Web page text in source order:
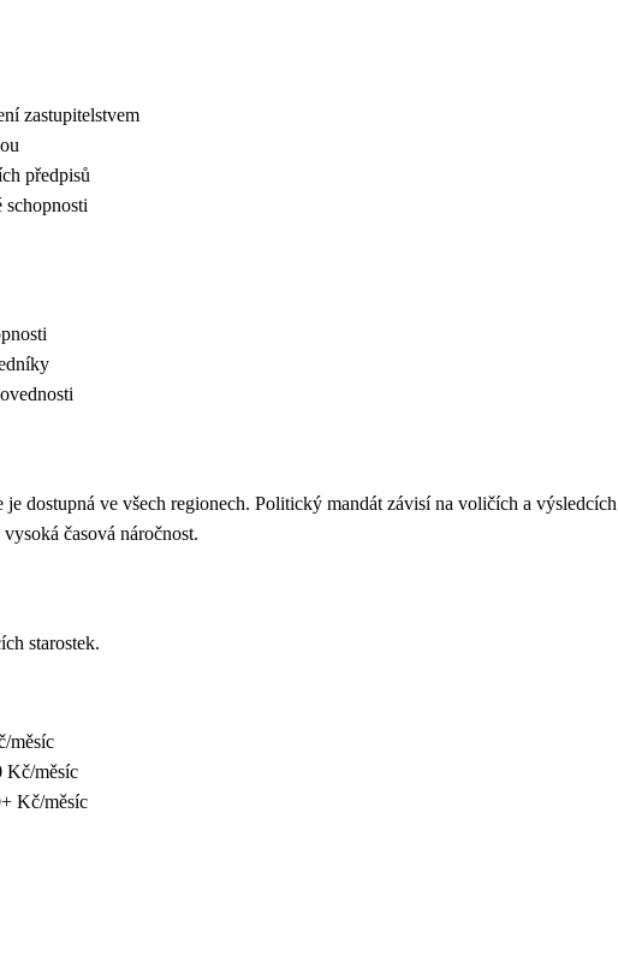
zastupitelstvem
předpisů
schopnosti
je dostupná ve všech regionech. Politický mandát závisí na voličích a
časová náročnost.
starostek.
měsíc
Kč/měsíc
Kč/měsíc